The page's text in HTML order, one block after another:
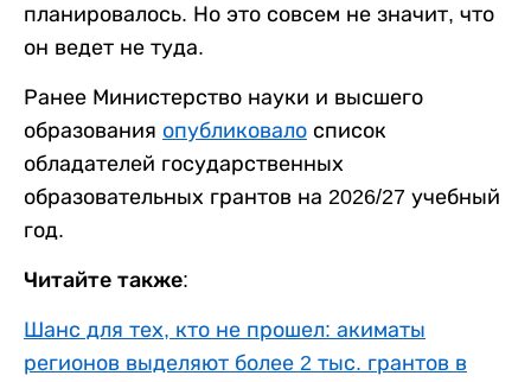
планировалось. Но это совсем не значит, что
он ведет не туда.
Ранее Министерство науки и высшего
образования опубликовало список
обладателей государственных
образовательных грантов на 2026/27 учебный
год.
Читайте также:
Шанс для тех, кто не прошел: акиматы
регионов выделяют более 2 тыс. грантов в